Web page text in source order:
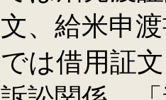
文、給米申
では借用証